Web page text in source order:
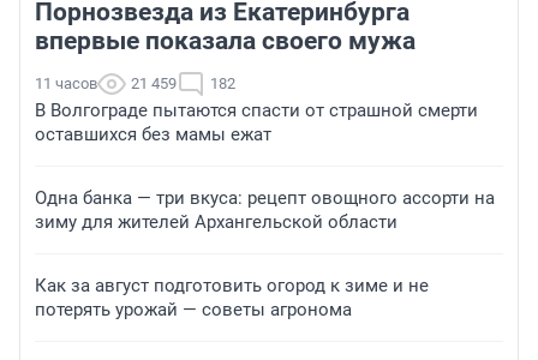
Порнозвезда из Екатеринбурга
впервые показала своего мужа
11 часов 21 459 182
В Волгограде пытаются спасти от страшной смерти
оставшихся без мамы ежат
Одна банка — три вкуса: рецепт овощного ассорти на
зиму для жителей Архангельской области
Как за август подготовить огород к зиме и не
потерять урожай — советы агронома